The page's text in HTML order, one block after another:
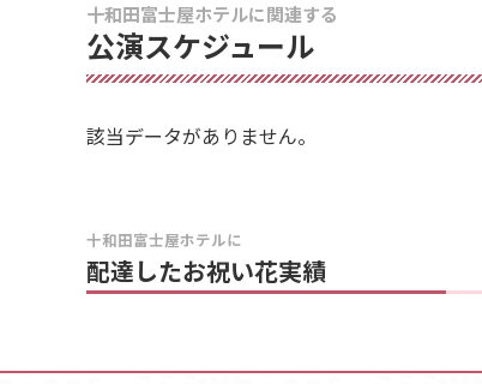
十和田富士屋ホテルに関連する
公演スケジュール
該当データがありません。
十和田富士屋ホテルに
配達したお祝い花実績